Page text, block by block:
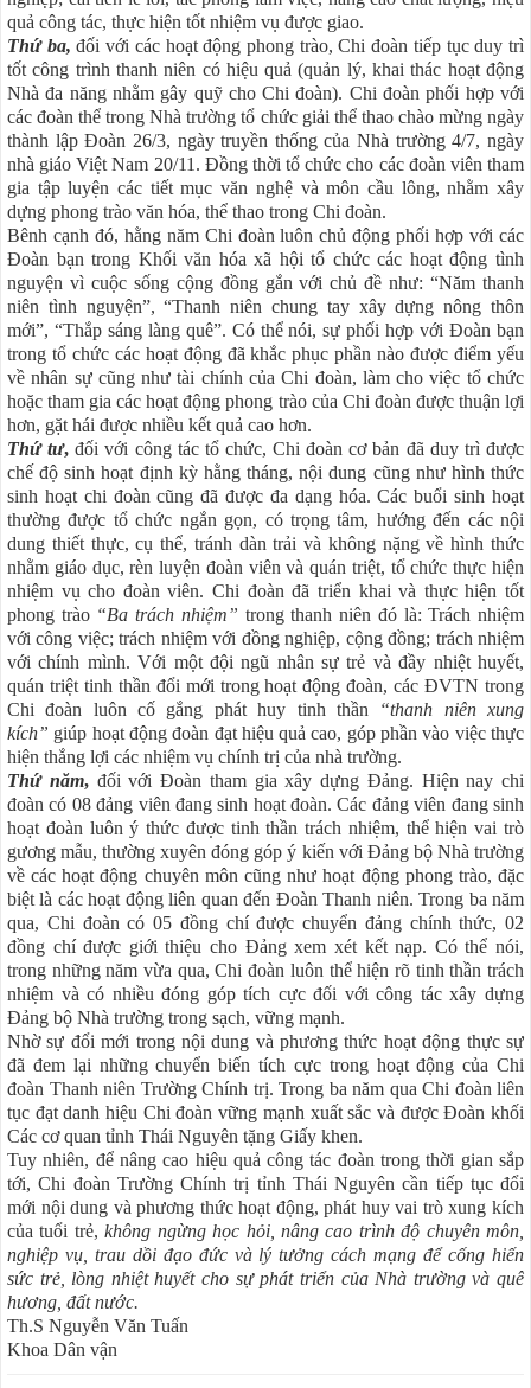
quả công tác, thực hiện tốt nhiệm vụ được giao.
Thứ ba, đối với các hoạt động phong trào, Chi đoàn tiếp tục duy trì
tốt công trình thanh niên có hiệu quả (quản lý, khai thác hoạt động
Nhà đa năng nhằm gây quỹ cho Chi đoàn). Chi đoàn phối hợp với
các đoàn thể trong Nhà trường tổ chức giải thể thao chào mừng ngày
thành lập Đoàn 26/3, ngày truyền thống của Nhà trường 4/7, ngày
nhà giáo Việt Nam 20/11. Đồng thời tổ chức cho các đoàn viên tham
gia tập luyện các tiết mục văn nghệ và môn cầu lông, nhằm xây
dựng phong trào văn hóa, thể thao trong Chi đoàn.
Bênh cạnh đó, hằng năm Chi đoàn luôn chủ động phối hợp với các
Đoàn bạn trong Khối văn hóa xã hội tổ chức các hoạt động tình
nguyện vì cuộc sống cộng đồng gắn với chủ đề như: “Năm thanh
niên tình nguyện”, “Thanh niên chung tay xây dựng nông thôn
mới”, “Thắp sáng làng quê”. Có thể nói, sự phối hợp với Đoàn bạn
trong tổ chức các hoạt động đã khắc phục phần nào được điểm yếu
về nhân sự cũng như tài chính của Chi đoàn, làm cho việc tổ chức
hoặc tham gia các hoạt động phong trào của Chi đoàn được thuận lợi
hơn, gặt hái được nhiều kết quả cao hơn.
Thứ tư, đối với công tác tổ chức, Chi đoàn cơ bản đã duy trì được
chế độ sinh hoạt định kỳ hằng tháng, nội dung cũng như hình thức
sinh hoạt chi đoàn cũng đã được đa dạng hóa. Các buổi sinh hoạt
thường được tổ chức ngắn gọn, có trọng tâm, hướng đến các nội
dung thiết thực, cụ thể, tránh dàn trải và không nặng về hình thức
nhằm giáo dục, rèn luyện đoàn viên và quán triệt, tổ chức thực hiện
nhiệm vụ cho đoàn viên. Chi đoàn đã triển khai và thực hiện tốt
phong trào “Ba trách nhiệm” trong thanh niên đó là: Trách nhiệm
với công việc; trách nhiệm với đồng nghiệp, cộng đồng; trách nhiệm
với chính mình. Với một đội ngũ nhân sự trẻ và đầy nhiệt huyết,
quán triệt tinh thần đổi mới trong hoạt động đoàn, các ĐVTN trong
Chi đoàn luôn cố gắng phát huy tinh thần
“thanh niên xung
kích” giúp hoạt động đoàn đạt hiệu quả cao, góp phần vào việc thực
hiện thắng lợi các nhiệm vụ chính trị của nhà trường.
Thứ năm,đối với Đoàn tham gia xây dựng Đảng. Hiện nay chi
đoàn có 08 đảng viên đang sinh hoạt đoàn. Các đảng viên đang sinh
hoạt đoàn luôn ý thức được tinh thần trách nhiệm, thể hiện vai trò
gương mẫu, thường xuyên đóng góp ý kiến với Đảng bộ Nhà trường
về các hoạt động chuyên môn cũng như hoạt động phong trào, đặc
biệt là các hoạt động liên quan đến Đoàn Thanh niên. Trong ba năm
qua, Chi đoàn có 05 đồng chí được chuyển đảng chính thức, 02
đồng chí được giới thiệu cho Đảng xem xét kết nạp. Có thể nói,
trong những năm vừa qua, Chi đoàn luôn thể hiện rõ tinh thần trách
nhiệm và có nhiều đóng góp tích cực đối với công tác xây dựng
Đảng bộ Nhà trường trong sạch, vững mạnh.
Nhờ sự đổi mới trong nội dung và phương thức hoạt động thực sự
đã đem lại những chuyển biến tích cực trong hoạt động của Chi
đoàn Thanh niên Trường Chính trị. Trong ba năm qua Chi đoàn liên
tục đạt danh hiệu Chi đoàn vững mạnh xuất sắc và được Đoàn khối
Các cơ quan tỉnh Thái Nguyên tặng Giấy khen.
Tuy nhiên, để nâng cao hiệu quả công tác đoàn trong thời gian sắp
tới, Chi đoàn Trường Chính trị tỉnh Thái Nguyên cần tiếp tục đổi
mới nội dung và phương thức hoạt động, phát huy vai trò xung kích
của tuổi trẻ,không ngừng học hỏi, nâng cao trình độ chuyên môn,
nghiệp vụ, trau dồi đạo đức và lý tưởng cách mạng để cống hiến
sức trẻ, lòng nhiệt huyết cho sự phát triển của Nhà trường và quê
hương, đất nước.
Th.S Nguyễn Văn Tuấn
Khoa Dân vận